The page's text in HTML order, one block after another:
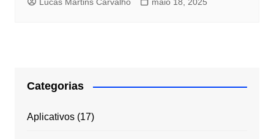
Categorias
Aplicativos(17)